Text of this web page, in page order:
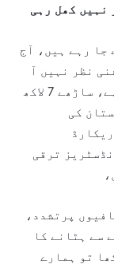
نہیں کھل رہی
جا رہے ہیں، آج
نظر نہیں آ
رہی، آج پاکستان میں امید ختم ہو گئی ہے، ساڑھے 7 لاکھ
کی
ترقی
پرتشدد،
سے ہٹانے کا
تو ہمارے